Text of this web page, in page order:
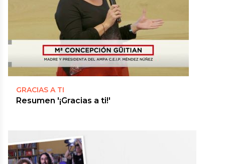
GRACIAS A TI
Resumen '¡Gracias a ti!'